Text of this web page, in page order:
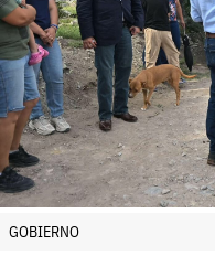
GOBIERNO